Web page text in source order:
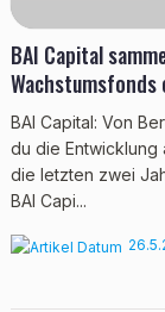
BAI Capital
Wachstumsfonds
BAI Capital: Von
du die Entwicklung
die letzten zwei
BAI Capi...